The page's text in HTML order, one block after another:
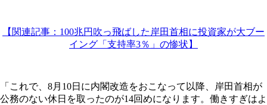
【関連記事：100兆円吹っ飛ばした岸田首相に投資家が大ブー
イング「支持率3％」の惨状】
「これで、8月10日に内閣改造をおこなって以降、岸田首相が
公務のない休日を取ったのが14回めになります。働きすぎはよ